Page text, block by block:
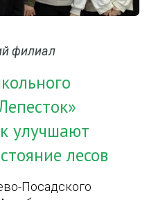
филиал
улучшают
лесов
Посадского